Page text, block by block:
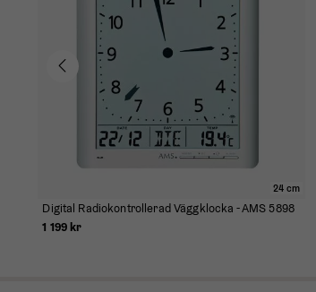
24 cm
Digital Radiokontrollerad Väggklocka - AMS 5898
1 199 kr